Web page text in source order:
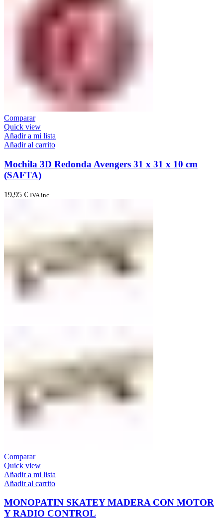
Comparar
Quick view
Añadir a mi lista
Añadir al carrito
Mochila 3D Redonda Avengers 31 x 31 x 10 cm
(SAFTA)
19,95 € IVA inc.
Comparar
Quick view
Añadir a mi lista
Añadir al carrito
MONOPATIN SKATEY MADERA CON MOTOR
Y RADIO CONTROL